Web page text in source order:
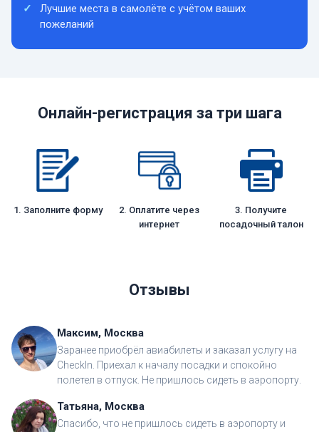
Лучшие места в самолёте с учётом ваших
пожеланий
Онлайн-регистрация за три шага
1. Заполните форму
2. Оплатите через
интернет
3. Получите
посадочный талон
Отзывы
Максим, Москва
Заранее приобрёл авиабилеты и заказал услугу на
CheckIn. Приехал к началу посадки и спокойно
полетел в отпуск. Не пришлось сидеть в аэропорту.
Татьяна, Москва
Спасибо, что не пришлось сидеть в аэропорту и